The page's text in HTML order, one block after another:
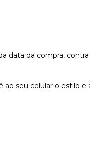
data da compra,
seu celular o estilo